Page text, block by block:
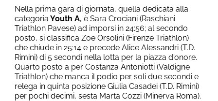
Nella prima gara di giornata, quella dedicata alla
categoria Youth A, è Sara Crociani (Raschiani
Triathlon Pavese) ad imporsi in 24:56; al secondo
posto, si classifica Zoe Orsolini (Firenze Triathlon)
che chiude in 25:14 e precede Alice Alessandri (T.D.
Rimini) di 5 secondi nella lotta per la piazza d'onore.
Quarto posto a per Costanza Antoniotti (Valdigne
Triathlon) che manca il podio per soli due secondi e
relega in quinta posizione Giulia Casadei (T.D. Rimini)
per pochi decimi, sesta Marta Cozzi (Minerva Roma).